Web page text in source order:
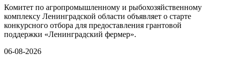
Комитет по агропромышленному и рыбохозяйственному
комплексу Ленинградской области объявляет о старте
конкурсного отбора для предоставления грантовой
поддержки «Ленинградский фермер».
06-08-2026